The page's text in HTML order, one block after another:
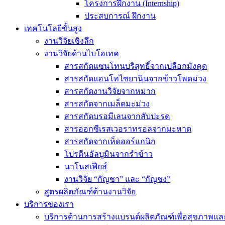
โครงการฝึกงาน (Internship)
ประสบการณ์ ฝึกงาน
เทคโนโลยีขั้นสูง
งานวิจัยเชิงลึก
งานวิจัยด้านไบโอเทค
สารสกัดแซนโทนบริสุทธิ์จากเปลือกมังคุด
สารสกัดแอนโทไซยานินจากข้าวโพดม่วง
สารสกัดงานวิจัยจากหมาก
สารสกัดจากเมล็ดมะม่วง
สารสกัดบรอมีเลนจากสับปะรด
สารออกซีเรสเวอราทรอลจากมะหาด
สารสกัดจากเห็ดออร์แกนิก
โปรตีนอัลบูมินจากรำข้าว
นาโนสเฟียส์
งานวิจัย “กัญชา” และ “กัญชง”
สูตรผลิตภัณฑ์ด้านงานวิจัย
บริการของเรา
บริการด้านการสร้างแบรนด์ผลิตภัณฑ์เพื่อสุขภาพแล